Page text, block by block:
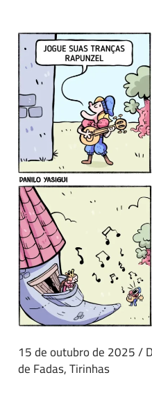
15 de outubro de 2025/
de Fadas,Tirinhas